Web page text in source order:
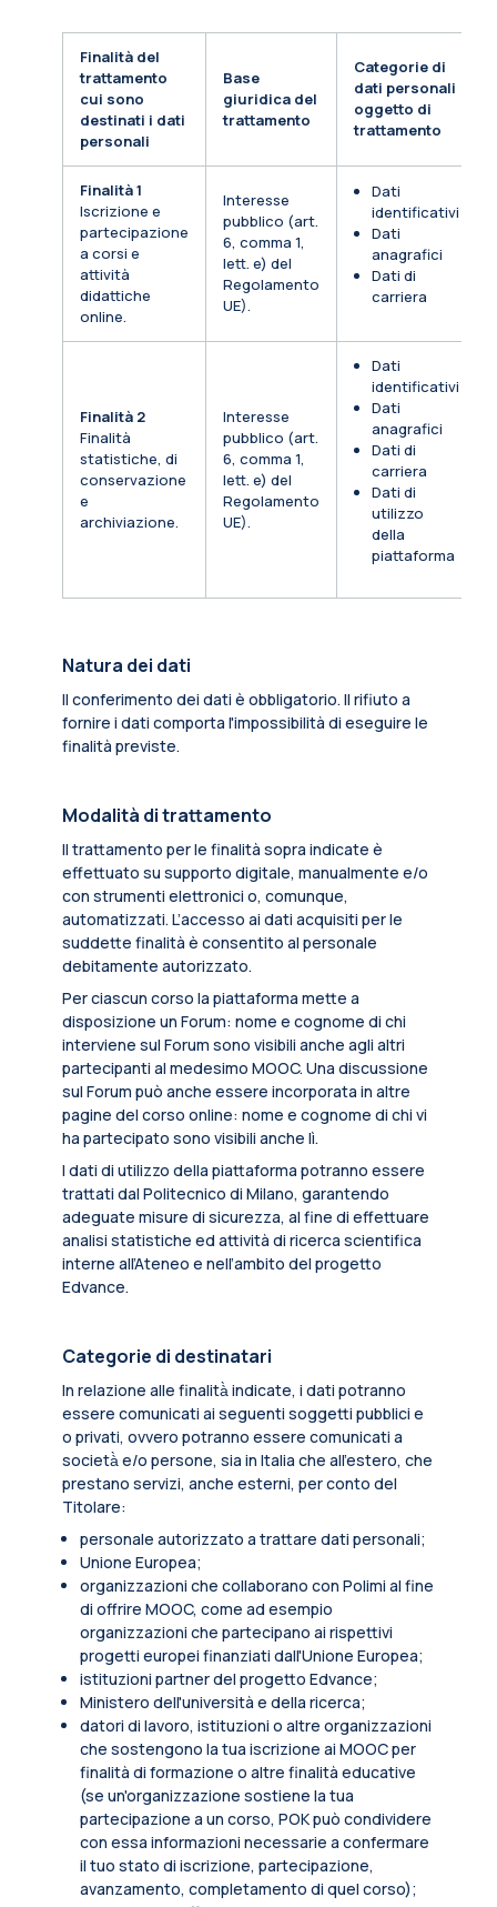
Finalità del
trattamento
cui sono
destinati i dati
personali
Base
giuridica del
trattamento
Categorie di
dati personali
oggetto di
trattamento
Finalità 1
Iscrizione e
partecipazione
a corsi e
attività
didattiche
online.
Interesse
pubblico (art.
6, comma 1,
lett. e) del
Regolamento
UE).
Dati
identificativi
Dati
anagrafici
Dati di
carriera
Finalità 2
Finalità
statistiche, di
conservazione
e
archiviazione.
Interesse
pubblico (art.
6, comma 1,
lett. e) del
Regolamento
UE).
Dati
identificativi
Dati
anagrafici
Dati di
carriera
Dati di
utilizzo
della
piattaforma
Natura dei dati
Il conferimento dei dati è obbligatorio. Il rifiuto a
fornire i dati comporta l'impossibilità di eseguire le
finalità previste.
Modalità di trattamento
Il trattamento per le finalità sopra indicate è
effettuato su supporto digitale, manualmente e/o
con strumenti elettronici o, comunque,
automatizzati. L’accesso ai dati acquisiti per le
suddette finalità è consentito al personale
debitamente autorizzato.
Per ciascun corso la piattaforma mette a
disposizione un Forum: nome e cognome di chi
interviene sul Forum sono visibili anche agli altri
partecipanti al medesimo MOOC. Una discussione
sul Forum può anche essere incorporata in altre
pagine del corso online: nome e cognome di chi vi
ha partecipato sono visibili anche lì.
I dati di utilizzo della piattaforma potranno essere
trattati dal Politecnico di Milano, garantendo
adeguate misure di sicurezza, al fine di effettuare
analisi statistiche ed attività di ricerca scientifica
interne all’Ateneo e nell’ambito del progetto
Edvance.
Categorie di destinatari
In relazione alle finalità̀ indicate, i dati potranno
essere comunicati ai seguenti soggetti pubblici e
o privati, ovvero potranno essere comunicati a
società̀ e/o persone, sia in Italia che all’estero, che
prestano servizi, anche esterni, per conto del
Titolare:
personale autorizzato a trattare dati personali;
Unione Europea;
organizzazioni che collaborano con Polimi al fine
di offrire MOOC, come ad esempio
organizzazioni che partecipano ai rispettivi
progetti europei finanziati dall'Unione Europea;
istituzioni partner del progetto Edvance;
Ministero dell'università e della ricerca;
datori di lavoro, istituzioni o altre organizzazioni
che sostengono la tua iscrizione ai MOOC per
finalità di formazione o altre finalità educative
(se un'organizzazione sostiene la tua
partecipazione a un corso, POK può condividere
con essa informazioni necessarie a confermare
il tuo stato di iscrizione, partecipazione,
avanzamento, completamento di quel corso);